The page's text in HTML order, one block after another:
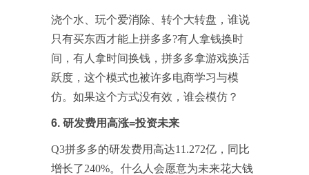
浇个水、玩个爱消除、转个大转盘，谁说
只有买东西才能上拼多多?有人拿钱换时
间，有人拿时间换钱，拼多多拿游戏换活
跃度，这个模式也被许多电商学习与模
仿。如果这个方式没有效，谁会模仿？
6. 研发费用高涨=投资未来
Q3拼多多的研发费用高达11.272亿，同比
增长了240%。什么人会愿意为未来花大钱